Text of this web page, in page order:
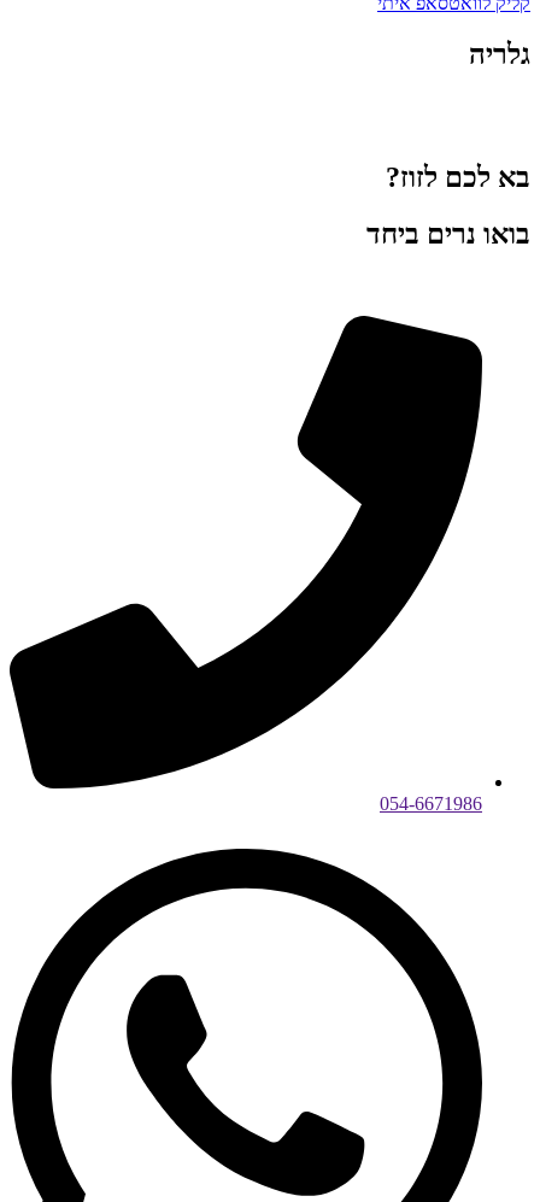
גלריה
בא לכם לזוז?
בואו נרים ביחד
054-6671986